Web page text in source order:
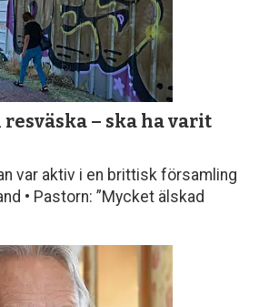
– ska ha varit
var aktiv i en brittisk församling
• Pastorn: ”Mycket älskad